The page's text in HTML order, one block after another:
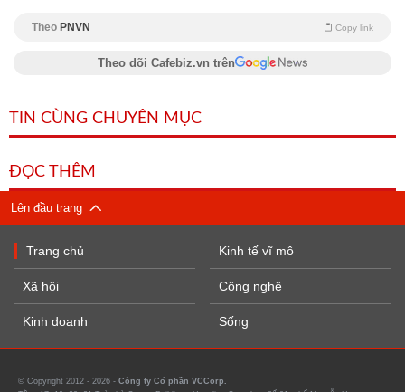
Theo PNVN Copy link
Theo dõi Cafebiz.vn trên
TIN CÙNG CHUYÊN MỤC
ĐỌC THÊM
Lên đầu trang
Trang chủ
Xã hội
Kinh doanh
Kinh tế vĩ mô
Công nghệ
Sống
© Copyright 2012 - 2026 - Công ty Cổ phần VCCorp.